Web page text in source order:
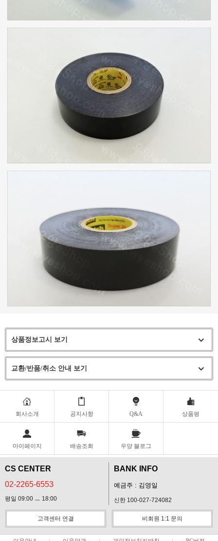
상품정보고시 보기
교환/반품/취소 안내 보기
회사소개 공지사항 Q&A 상품평
마이페이지 배송조회 우양 블로그
CS CENTER
02-2265-6553
평일 09:00 ㅡ 18:00
BANK INFO
예금주 : 김영일
신한 100-027-724082
고객센터 연결 비회원 1:1 문의